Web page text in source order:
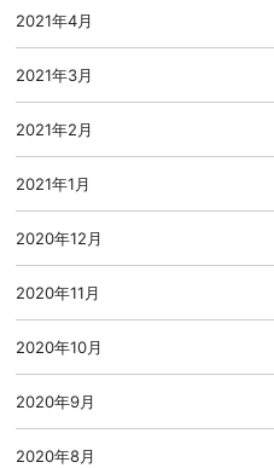
2021年4月
2021年3月
2021年2月
2021年1月
2020年12月
2020年11月
2020年10月
2020年9月
2020年8月